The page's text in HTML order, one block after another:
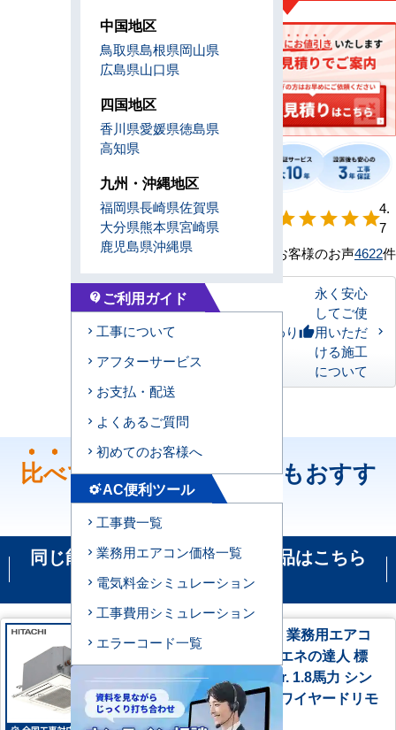
【形状別】満足
度
starstarstarstarstar
4.
7
お客様のお声4622件
私たちのこだわりthumb_up
永く安心
してご使
用いただ
ける施工
について
比べてください！どちらもおすす
め！
同じ能力の機種で比較される商品はこちら
です
RCIC-GP45RSH4 日立 業務用エアコ
ン システムフリーZ 省エネの達人 標
準R32 てんかせ4方向Jr. 1.8馬力 シン
グル 標準型 三相200V ワイヤードリモ
コン
中国地区
鳥取県島根県岡山県
広島県山口県
四国地区
香川県愛媛県徳島県
高知県
九州・沖縄地区
福岡県長崎県佐賀県
大分県熊本県宮崎県
鹿児島県沖縄県
contact_support ご利用ガイド
工事について
アフターサービス
お支払・配送
よくあるご質問
初めてのお客様へ
settings_suggestAC便利ツール
工事費一覧
業務用エアコン価格一覧
電気料金シミュレーション
工事費用シミュレーション
エラーコード一覧